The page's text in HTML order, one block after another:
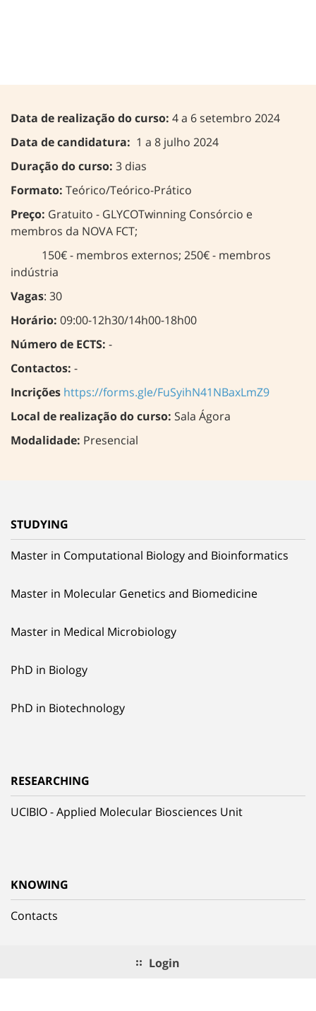
Data de realização do curso: 4 a 6 setembro 2024
Data de candidatura: 1 a 8 julho 2024
Duração do curso: 3 dias
Formato: Teórico/Teórico-Prático
Preço: Gratuito - GLYCOTwinning Consórcio e
membros da NOVA FCT;
150€ - membros externos; 250€ - membros
indústria
Vagas: 30
Horário: 09:00-12h30/14h00-18h00
Número de ECTS: -
Contactos: -
Incrições https://forms.gle/FuSyihN41NBaxLmZ9
Local de realização do curso: Sala Ágora
Modalidade: Presencial
STUDYING
Master in Computational Biology and Bioinformatics
Master in Molecular Genetics and Biomedicine
Master in Medical Microbiology
PhD in Biology
PhD in Biotechnology
RESEARCHING
UCIBIO - Applied Molecular Biosciences Unit
KNOWING
Contacts
Login